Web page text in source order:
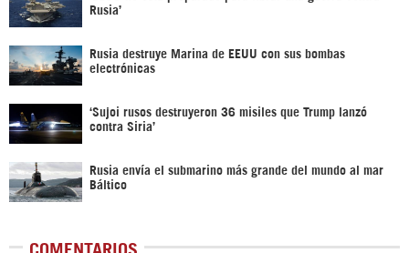
Rusia’
Rusia destruye Marina de EEUU con sus bombas
electrónicas
‘Sujoi rusos destruyeron 36 misiles que Trump lanzó
contra Siria’
Rusia envía el submarino más grande del mundo al mar
Báltico
COMENTARIOS